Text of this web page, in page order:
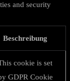
and security
Beschreibung
cookie is set
GDPR Cookie